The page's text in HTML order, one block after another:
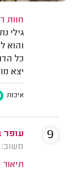
חוות
גילי
והוא
כל
יצא
איכות
עופר
משוב: 20/10/2024
9